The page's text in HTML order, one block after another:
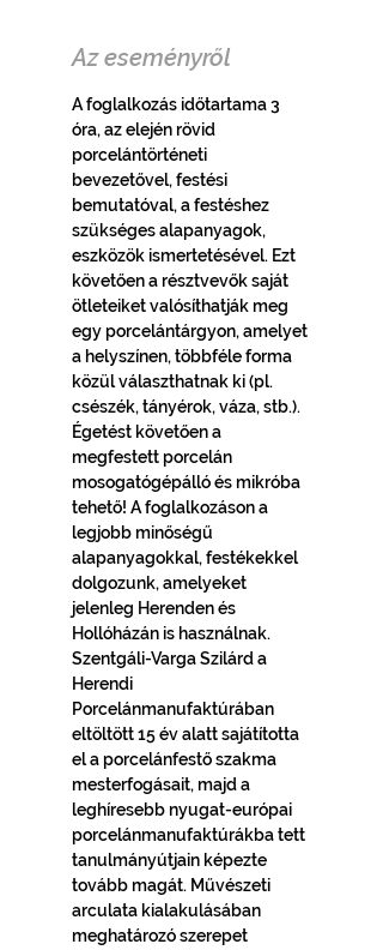
Az eseményről
A foglalkozás időtartama 3
óra, az elején rövid
porcelántörténeti
bevezetővel, festési
bemutatóval, a festéshez
szükséges alapanyagok,
eszközök ismertetésével. Ezt
követően a résztvevők saját
ötleteiket valósíthatják meg
egy porcelántárgyon, amelyet
a helyszínen, többféle forma
közül választhatnak ki (pl.
csészék, tányérok, váza, stb.).
Égetést követően a
megfestett porcelán
mosogatógépálló és mikróba
tehető! A foglalkozáson a
legjobb minőségű
alapanyagokkal, festékekkel
dolgozunk, amelyeket
jelenleg Herenden és
Hollóházán is használnak.
Szentgáli-Varga Szilárd a
Herendi
Porcelánmanufaktúrában
eltöltött 15 év alatt sajátította
el a porcelánfestő szakma
mesterfogásait, majd a
leghíresebb nyugat-európai
porcelánmanufaktúrákba tett
tanulmányútjain képezte
tovább magát. Művészeti
arculata kialakulásában
meghatározó szerepet